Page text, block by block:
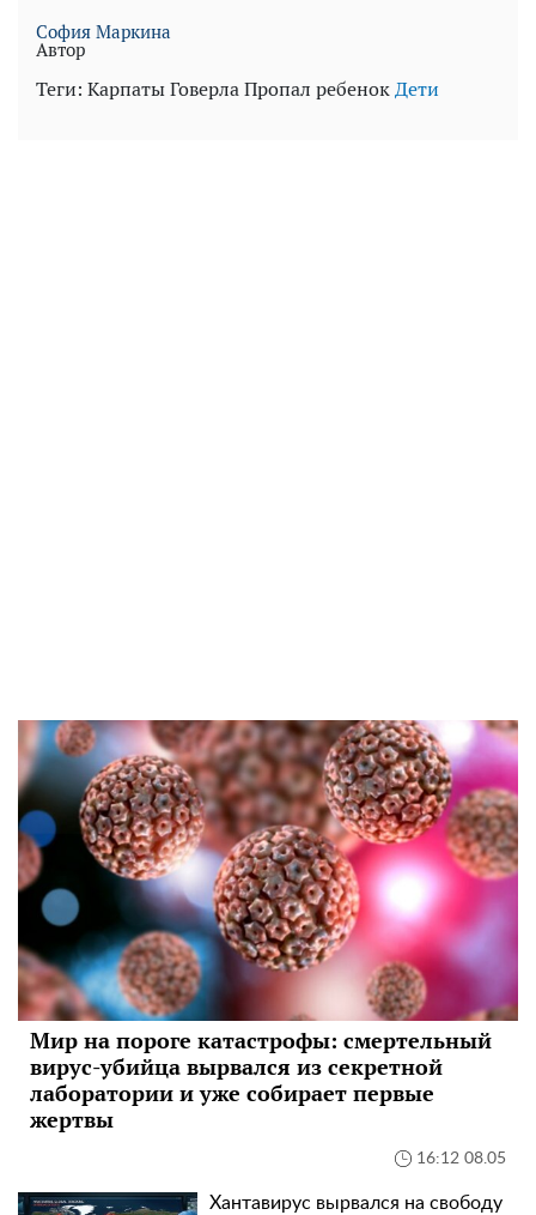
София Маркина
Автор
Теги: КарпатыГоверлаПропал ребенокДети
Мир на пороге катастрофы: смертельный
вирус-убийца вырвался из секретной
лаборатории и уже собирает первые
жертвы
16:12 08.05
Хантавирус вырвался на свободу